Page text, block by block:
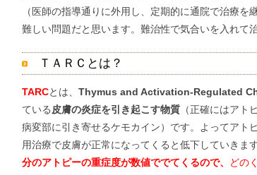
（医師の指導通りに外用し、定期的に通院で治療
難しい問題だと思います。難治性で気合いを入れて
ＴＡＲＣとは？
TARCとは、 Thymus and Activation-Regulated
ている 皮膚の炎症を引き起こす物質 （正確にはアト
病変部に引き寄せるケモカイン）です。よってアト
用治療で皮膚が正常になってくると低下していきま
分のアトピーの重症度が数値ででてくるので、
どの